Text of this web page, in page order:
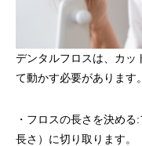
デンタルフロスは、カッ
て動かす必要があります
・フロスの長さを決め
長さ）に切り取ります。